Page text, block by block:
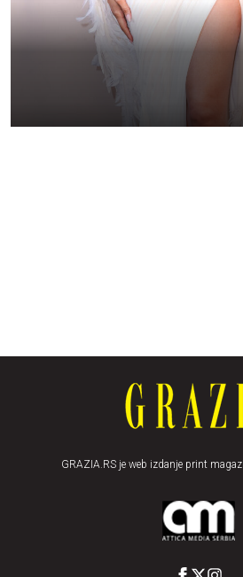
GRAZIA.RS je web izdanje print